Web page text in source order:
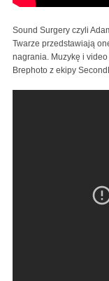
Sound Surgery czyli
Twarze przedstawiają
nagrania. Muzykę i
Brephoto z ekipy